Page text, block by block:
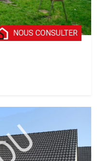
NOUS CONSULTER